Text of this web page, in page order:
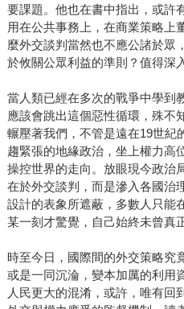
要課題。他也在書中指出，或許
用在公共事務上，在商業策略上
麼外交談判當然也不應公諸於眾
於攸關公眾利益的準則？值得深
當人類已經在多次的戰爭中學到
應該會跳出這個惡性循環，殊不
輾壓著我們，不管是遠在19世紀
趨緊張的地緣政治，坐上權力高
操控世界的走向。放眼現今政治
在於外交談判，而是滲入各國治
設計的表象所遮蔽，多數人只能
某一刻才驚覺，自己始終未曾真
時至今日，國際間的外交策略究
或是一同沉淪，變本加厲的利用
人民更大的混淆，或許，唯有回